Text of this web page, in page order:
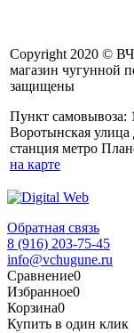
Copyright 2020 ©
магазин чугунной
защищены
Пункт самовывоза:
Воротынская
станция метро
на карте
Обратная связь
8 (916) 203-75-45
info@vchugune.ru
Сравнение0
Избранное0
Корзина0
Купить в один клик